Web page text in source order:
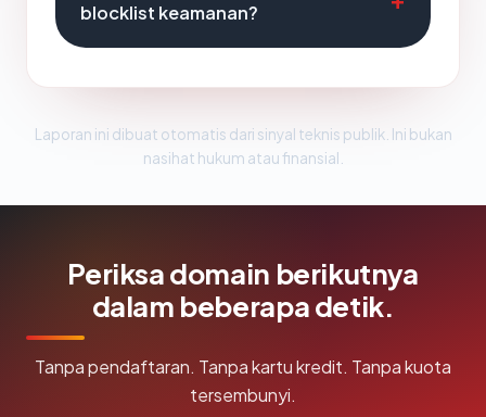
blocklist keamanan?
Laporan ini dibuat otomatis dari sinyal teknis publik. Ini bukan
nasihat hukum atau finansial.
Periksa domain berikutnya
dalam beberapa detik.
Tanpa pendaftaran. Tanpa kartu kredit. Tanpa kuota
tersembunyi.